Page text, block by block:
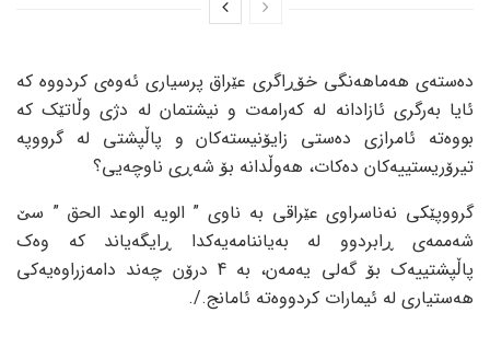
دەستەی هەماهەنگی خۆڕاگری عێراق پرسیاری ئەوەی کردووە کە
ئایا بەرگری ئازادانە لە کەرامەت و نیشتمان لە دژی وڵاتێک کە
بووەتە ئامرازی دەستی زایۆنیستەکان و پاڵپشتی لە گرووپە
تیرۆریستییەکان دەکات، هەوڵدانە بۆ شەڕی ناوچەیی؟
گرووپێکی نەناسراوی عێراقی بە ناوی ” الویە الوعد الحق ” سێ
شەممەی ڕابردوو لە بەیاننامەیەکدا ڕایگەیاند کە وەک
پاڵپشتییەک بۆ گەلی یەمەن، بە 4 درۆن چەند دامەزراوەیەکی
هەستیاری لە ئیمارات کردووەتە ئامانج./.